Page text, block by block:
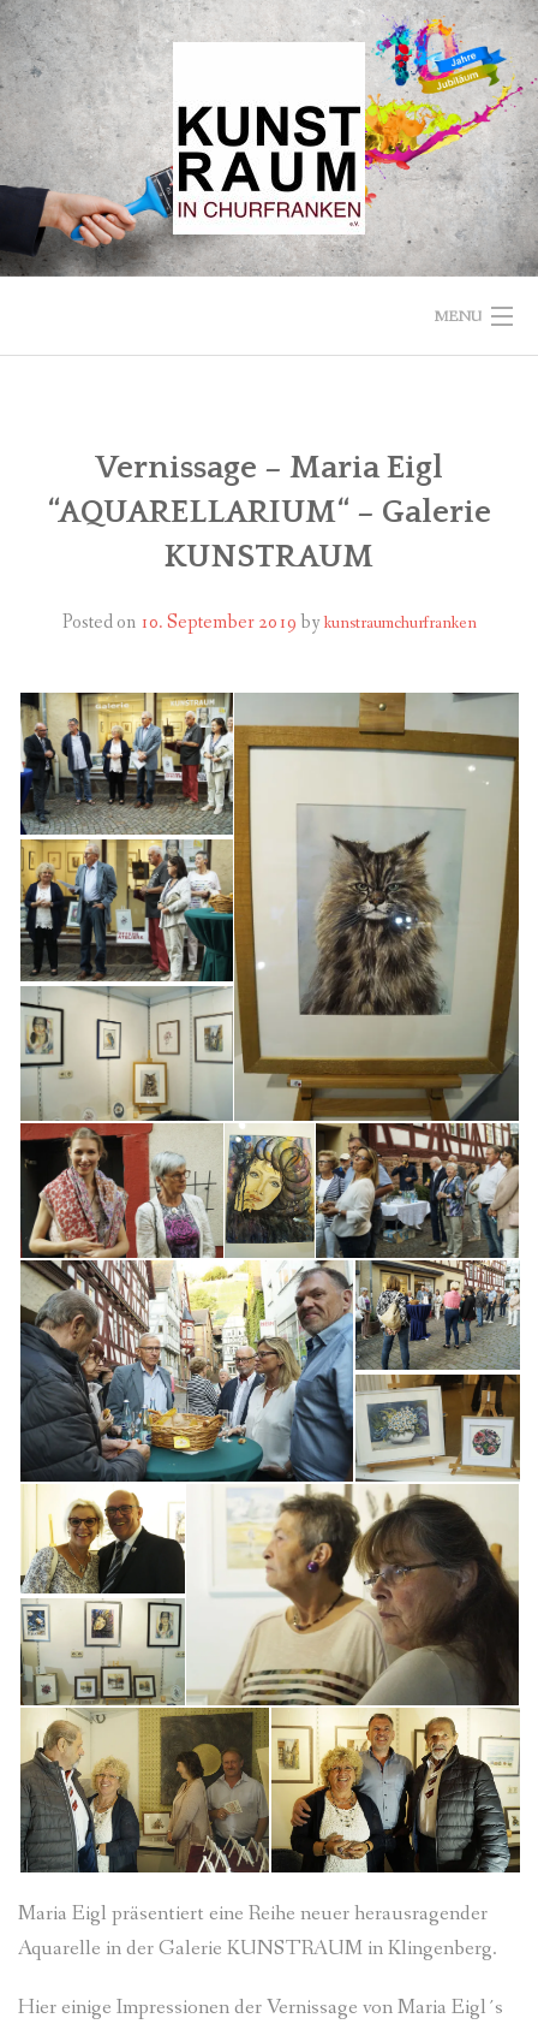
Skip
to
content
MENU
VEREIN
KUNSTRAUM
FÜR MITGLIEDER
PARTNER
Vernissage – Maria Eigl
“AQUARELLARIUM“ – Galerie
KUNSTRAUM
Posted on 10. September 2019bykunstraumchurfranken
Maria Eigl präsentiert eine Reihe neuer herausragender
Aquarelle in der Galerie KUNSTRAUM in Klingenberg.
Hier einige Impressionen der Vernissage von Maria Eigl´s